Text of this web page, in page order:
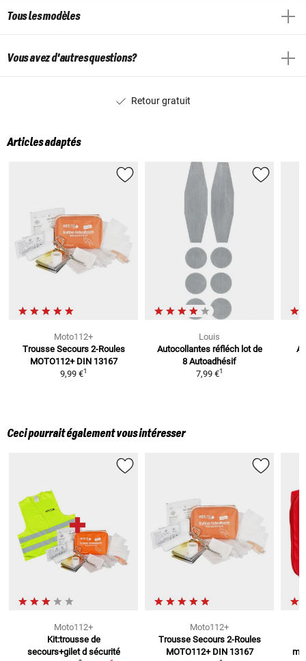
Tous les modèles
Vous avez d'autres questions?
Retour gratuit
Articles adaptés
Moto112+
Trousse Secours 2-Roules
MOTO112+ DIN 13167
9,99 €1
Louis
Autocollantes réfléch lot de
8 Autoadhésif
7,99 €1
Ceci pourrait également vous intéresser
Moto112+
Kit:trousse de
secours+gilet d sécurité
Moto112+
Trousse Secours 2-Roules
MOTO112+ DIN 13167